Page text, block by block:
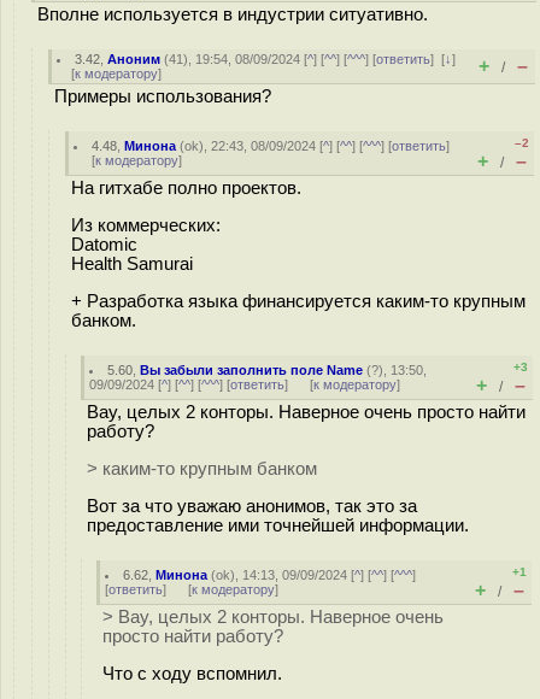
Вполне используется в индустрии ситуативно.
3.42 ,Аноним (41), 19:54, 08/09/2024 [^] [^^] [^^^] [ответить][↓]
[к модератору] + / –
Примеры использования?
4.48 ,Минона (ok), 22:43, 08/09/2024 [^] [^^] [^^^] [ответить]
[к модератору]
–2
+ / –
На гитхабе полно проектов.
Из коммерческих:
Datomic
Health Samurai
+ Разработка языка финансируется каким-то крупным
банком.
5.60 ,Вы забыли заполнить поле Name (?), 13:50,
09/09/2024 [^] [^^] [^^^] [ответить] [к модератору]
+3
+ / –
Вау, целых 2 конторы. Наверное очень просто найти
работу?
> каким-то крупным банком
Вот за что уважаю анонимов, так это за
предоставление ими точнейшей информации.
6.62 ,Минона (ok), 14:13, 09/09/2024 [^] [^^] [^^^]
[ответить] [к модератору]
+1
+ / –
> Вау, целых 2 конторы. Наверное очень
просто найти работу?
Что с ходу вспомнил.